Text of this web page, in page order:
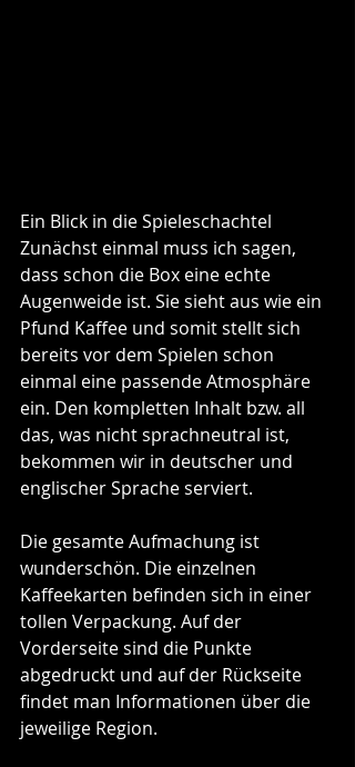
Ein Blick in die Spieleschachtel
Zunächst einmal muss ich sagen,
dass schon die Box eine echte
Augenweide ist. Sie sieht aus wie ein
Pfund Kaffee und somit stellt sich
bereits vor dem Spielen schon
einmal eine passende Atmosphäre
ein. Den kompletten Inhalt bzw. all
das, was nicht sprachneutral ist,
bekommen wir in deutscher und
englischer Sprache serviert.
Die gesamte Aufmachung ist
wunderschön. Die einzelnen
Kaffeekarten befinden sich in einer
tollen Verpackung. Auf der
Vorderseite sind die Punkte
abgedruckt und auf der Rückseite
findet man Informationen über die
jeweilige Region.